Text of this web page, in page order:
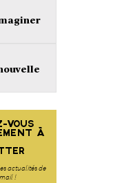
VOUS
À
actualités de
!